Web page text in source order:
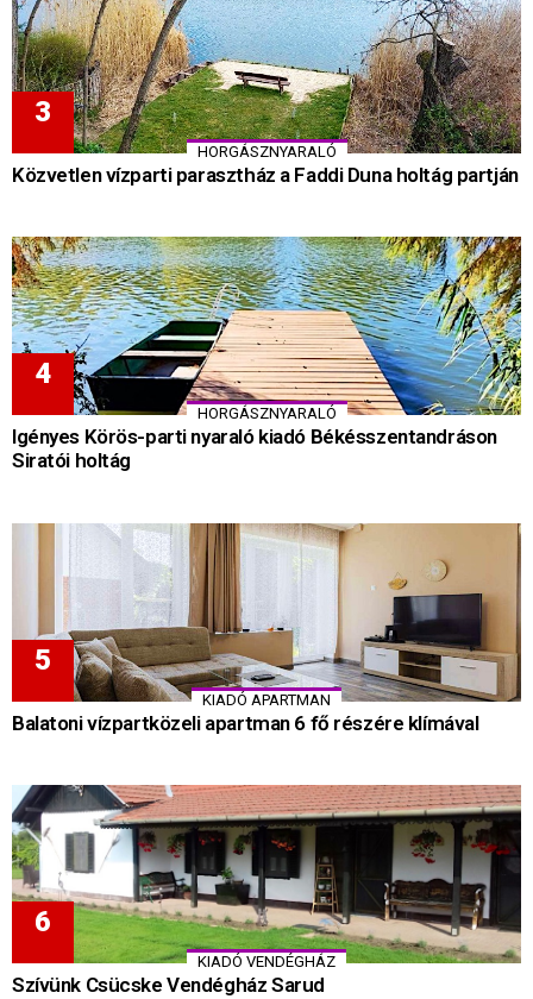
HORGÁSZNYARALÓ
Közvetlen vízparti parasztház a Faddi Duna holtág partján
HORGÁSZNYARALÓ
Igényes Körös-parti nyaraló kiadó Békésszentandráson
Siratói holtág
KIADÓ APARTMAN
Balatoni vízpartközeli apartman 6 fő részére klímával
KIADÓ VENDÉGHÁZ
Szívünk Csücske Vendégház Sarud